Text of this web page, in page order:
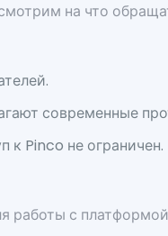
на что
современные
к Pinco не ограничен.
работы с